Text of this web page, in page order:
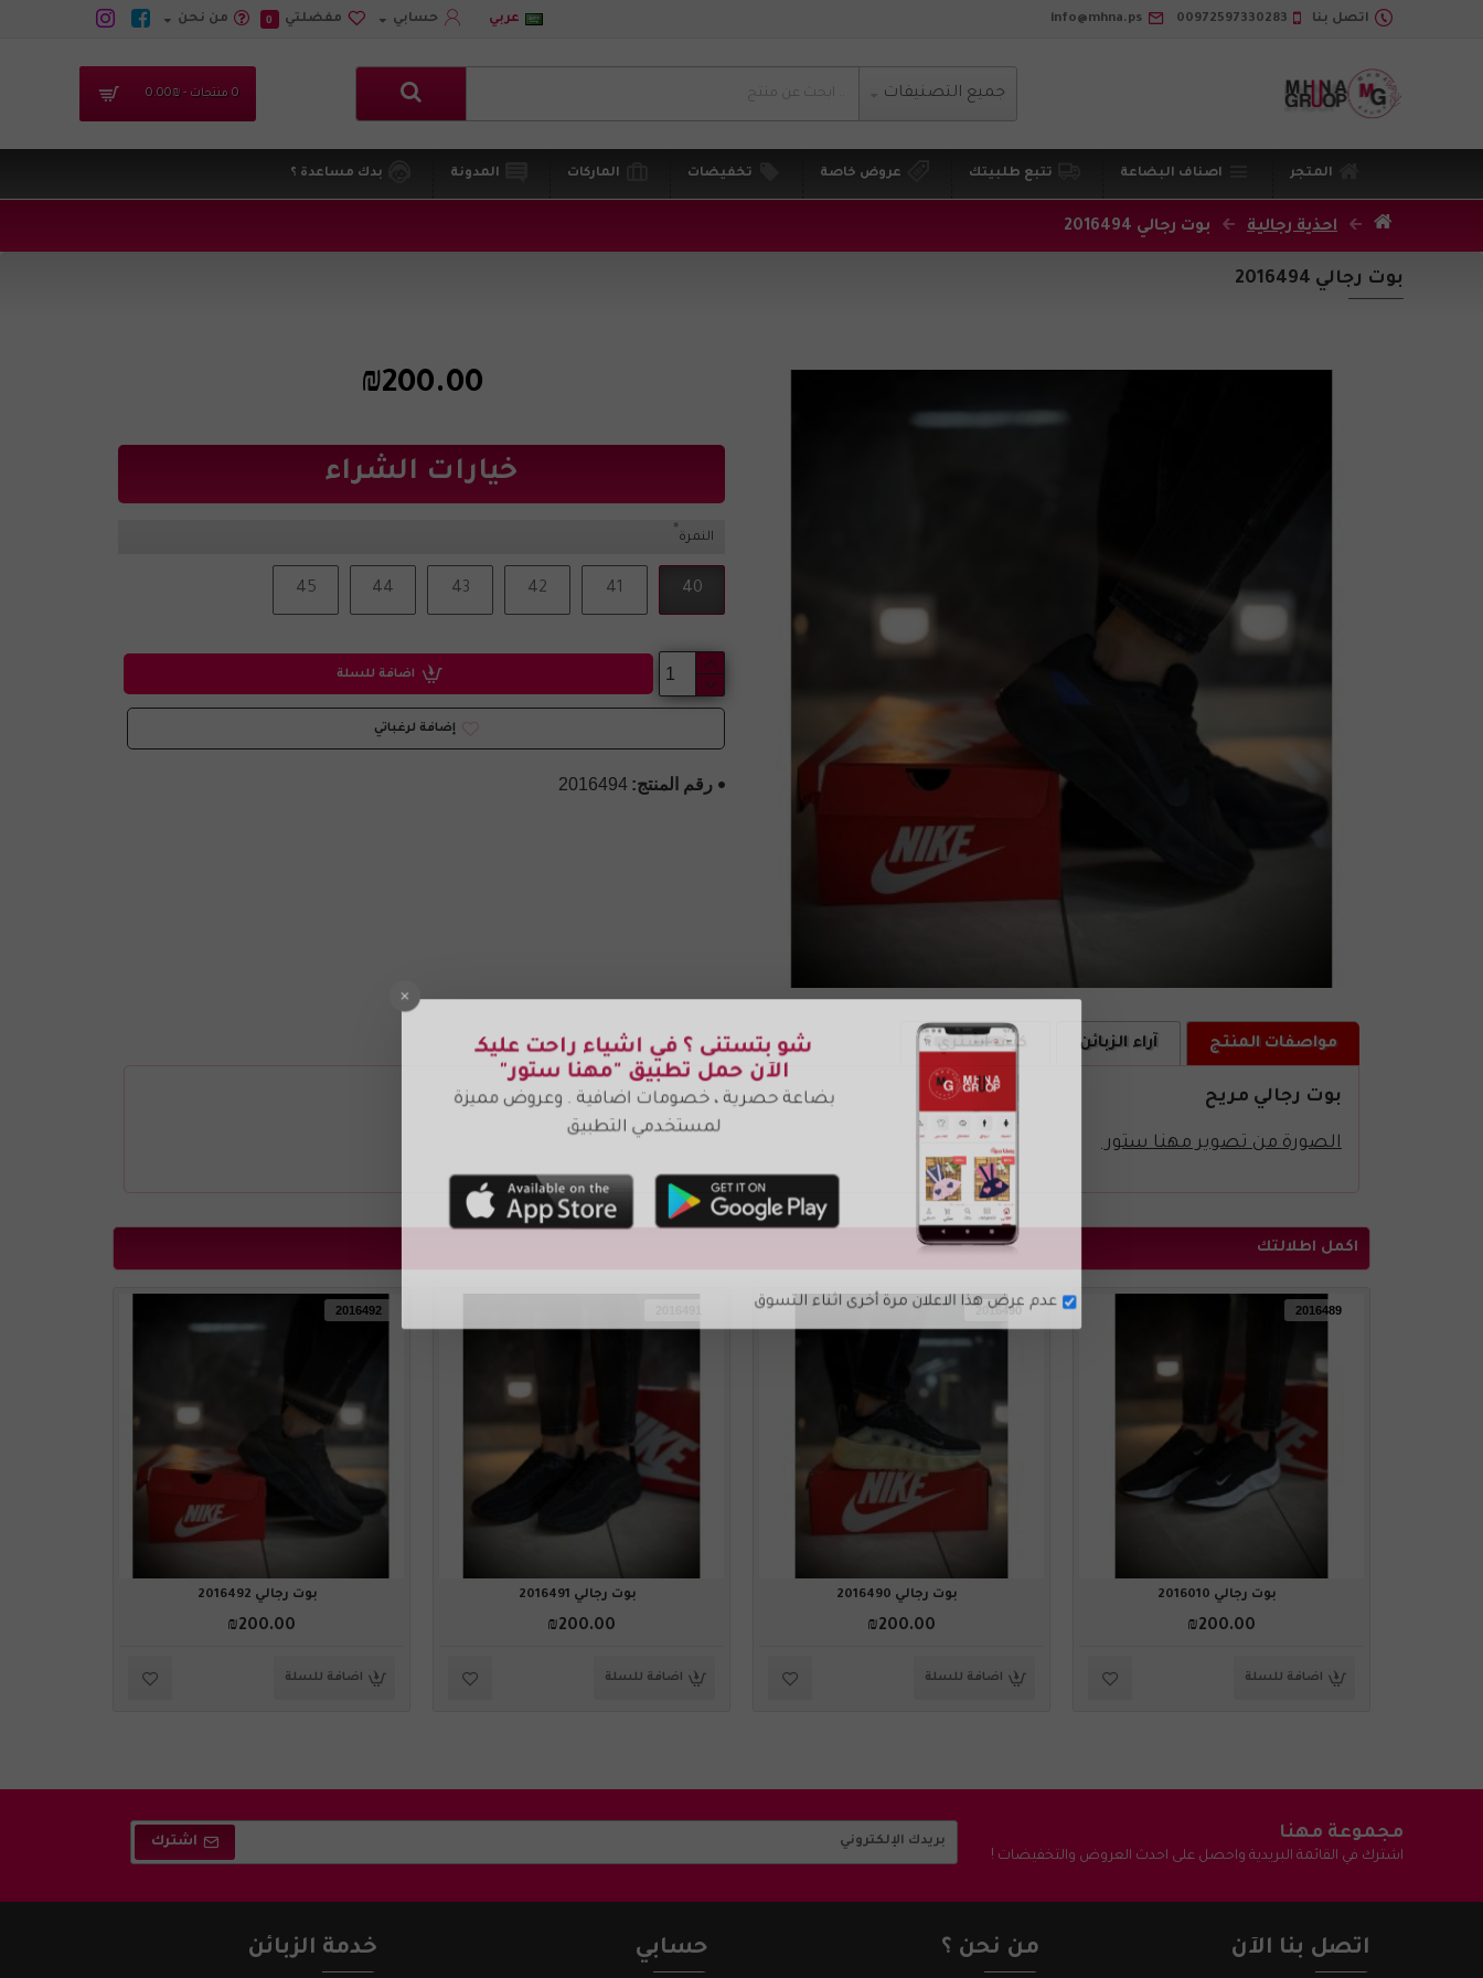
اتصل بنا 00972597330283
info@mhna.ps عربي حسابي مفضلتي 0 من نحن
جميع التصنيفات 0 منتجات - ₪0.00
المتجر اصناف البضاعة تتبع طلبيتك عروض خاصة تخفيضات الماركات المدونة بدك مساعدة ؟
احذية رجالية بوت رجالي 2016494
بوت رجالي 2016494
رقم المنتج: 2016494
₪200.00
خيارات الشراء
النمرة
40
41
42
43
44
45
اضافة للسلة
إضافة لرغباتي
مواصفات المنتج آراء الزبائن كيف اشتري ؟
بوت رجالي مريح
الصورة من تصوير مهنا ستور
اكمل اطلالتك
2016489
بوت رجالي 2016010
₪200.00
اضافة للسلة
2016490
بوت رجالي 2016490
₪200.00
اضافة للسلة
بوت رجالي 2016491
₪200.00
اضافة للسلة
2016492
بوت رجالي 2016492
₪200.00
اضافة للسلة
مجموعة مهنا
اشترك في القائمة البريدية واحصل على احدث العروض والتخفيضات !
اشترك
اتصل بنا الآن من نحن ؟ حسابي خدمة الزبائن